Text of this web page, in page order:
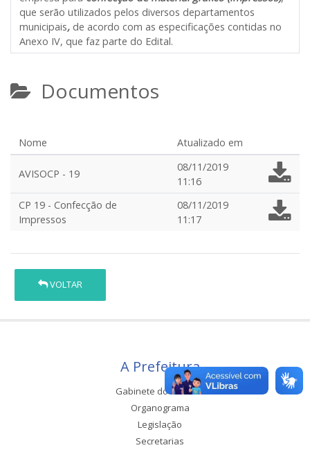
que serão utilizados pelos diversos departamentos
municipais, de acordo com as especificações contidas no
Anexo IV, que faz parte do Edital.
Documentos
Nome Atualizado em
AVISOCP - 19
08/11/2019
11:16
CP 19 - Confecção de
Impressos
08/11/2019
11:17
VOLTAR
A Prefeitura
Gabinete do Prefeito
Organograma
Legislação
Secretarias